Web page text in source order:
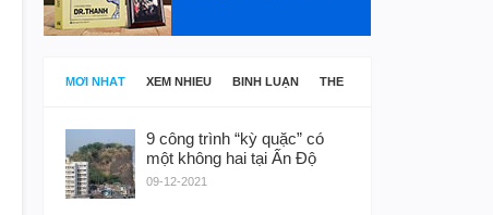
MỚI NHẤT XEM NHIỀU BÌNH LUẬN THẺ
9 công trình “kỳ quặc” có
một không hai tại Ấn Độ
09-12-2021